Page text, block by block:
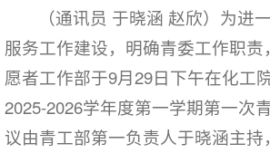
（通讯员 于晓涵 赵欣）为进
服务工作建设，明确青委工作职
愿者工作部于9月29日下午在化工
2025-2026学年度第一学期第一次
议由青工部第一负责人于晓涵主持